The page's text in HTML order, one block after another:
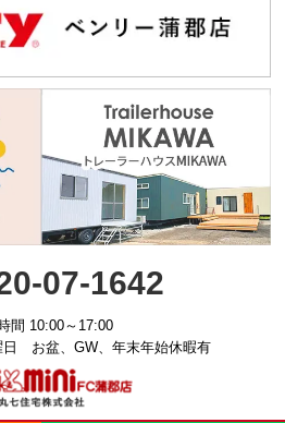
07-1642
間 10:00～17:00
日 お盆、GW、年末年始休暇有